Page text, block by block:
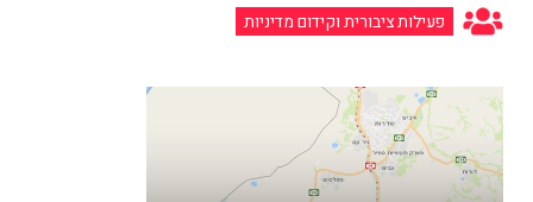
פעילות ציבורית וקידום מדיניות